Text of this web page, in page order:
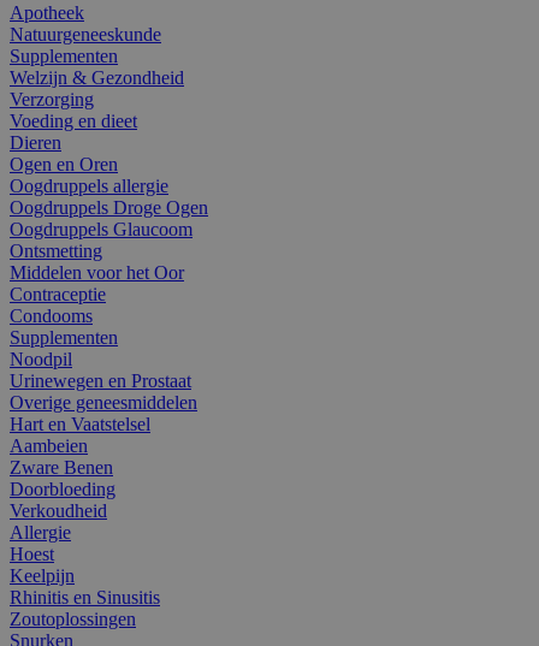
Apotheek
Natuurgeneeskunde
Supplementen
Welzijn & Gezondheid
Verzorging
Voeding en dieet
Dieren
Ogen en Oren
Oogdruppels allergie
Oogdruppels Droge Ogen
Oogdruppels Glaucoom
Ontsmetting
Middelen voor het Oor
Contraceptie
Condooms
Supplementen
Noodpil
Urinewegen en Prostaat
Overige geneesmiddelen
Hart en Vaatstelsel
Aambeien
Zware Benen
Doorbloeding
Verkoudheid
Allergie
Hoest
Keelpijn
Rhinitis en Sinusitis
Zoutoplossingen
Snurken